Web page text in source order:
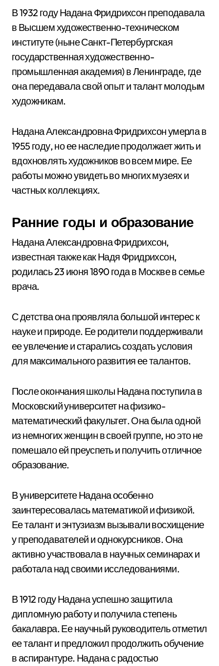
В 1932 году Надана Фридрихсон преподавала
в Высшем художественно-техническом
институте (ныне Санкт-Петербургская
государственная художественно-
промышленная академия) в Ленинграде, где
она передавала свой опыт и талант молодым
художникам.
Надана Александровна Фридрихсон умерла в
1955 году, но ее наследие продолжает жить и
вдохновлять художников во всем мире. Ее
работы можно увидеть во многих музеях и
частных коллекциях.
Ранние годы и образование
Надана Александровна Фридрихсон,
известная также как Надя Фридрихсон,
родилась 23 июня 1890 года в Москве в семье
врача.
С детства она проявляла большой интерес к
науке и природе. Ее родители поддерживали
ее увлечение и старались создать условия
для максимального развития ее талантов.
После окончания школы Надана поступила в
Московский университет на физико-
математический факультет. Она была одной
из немногих женщин в своей группе, но это не
помешало ей преуспеть и получить отличное
образование.
В университете Надана особенно
заинтересовалась математикой и физикой.
Ее талант и энтузиазм вызывали восхищение
у преподавателей и однокурсников. Она
активно участвовала в научных семинарах и
работала над своими исследованиями.
В 1912 году Надана успешно защитила
дипломную работу и получила степень
бакалавра. Ее научный руководитель отметил
ее талант и предложил продолжить обучение
в аспирантуре. Надана с радостью